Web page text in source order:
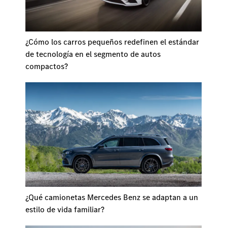
¿Cómo los carros pequeños redefinen el estándar
de tecnología en el segmento de autos
compactos?
¿Qué camionetas Mercedes Benz se adaptan a un
estilo de vida familiar?